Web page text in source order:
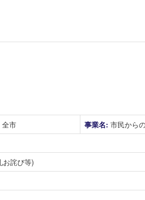
全市 事業名: 市民から
お詫び等)